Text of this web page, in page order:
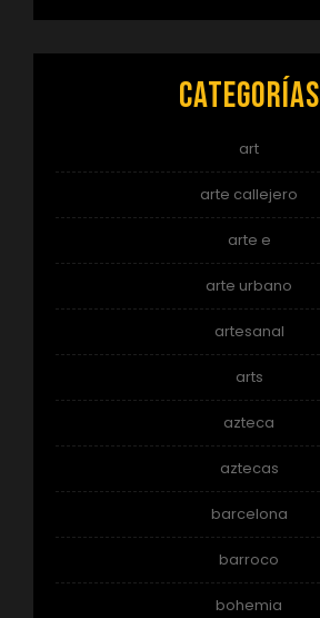
Categorías
art
arte callejero
arte e
arte urbano
artesanal
arts
azteca
aztecas
barcelona
barroco
bohemia